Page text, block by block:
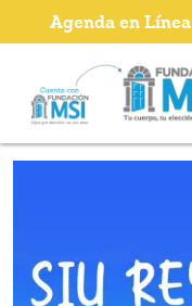
Agenda en Línea